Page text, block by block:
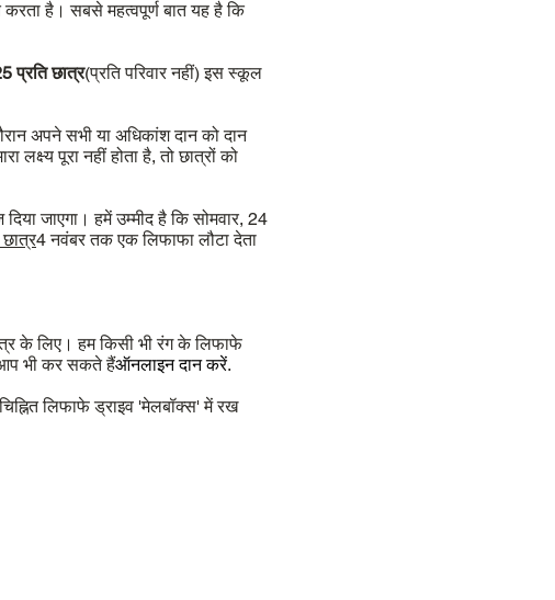
है। सबसे महत्वपूर्ण बात यह है कि
प्रति छात्र(प्रति परिवार नहीं) इस स्कूल
अपने सभी या अधिकांश दान को दान
पूरा नहीं होता है, तो छात्रों को
जाएगा। हमें उम्मीद है कि सोमवार, 24
4 नवंबर तक एक लिफाफा लौटा देता
के लिए। हम किसी भी रंग के लिफाफे
भी कर सकते हैंऑनलाइन दान करें.
लिफाफे ड्राइव 'मेलबॉक्स' में रख